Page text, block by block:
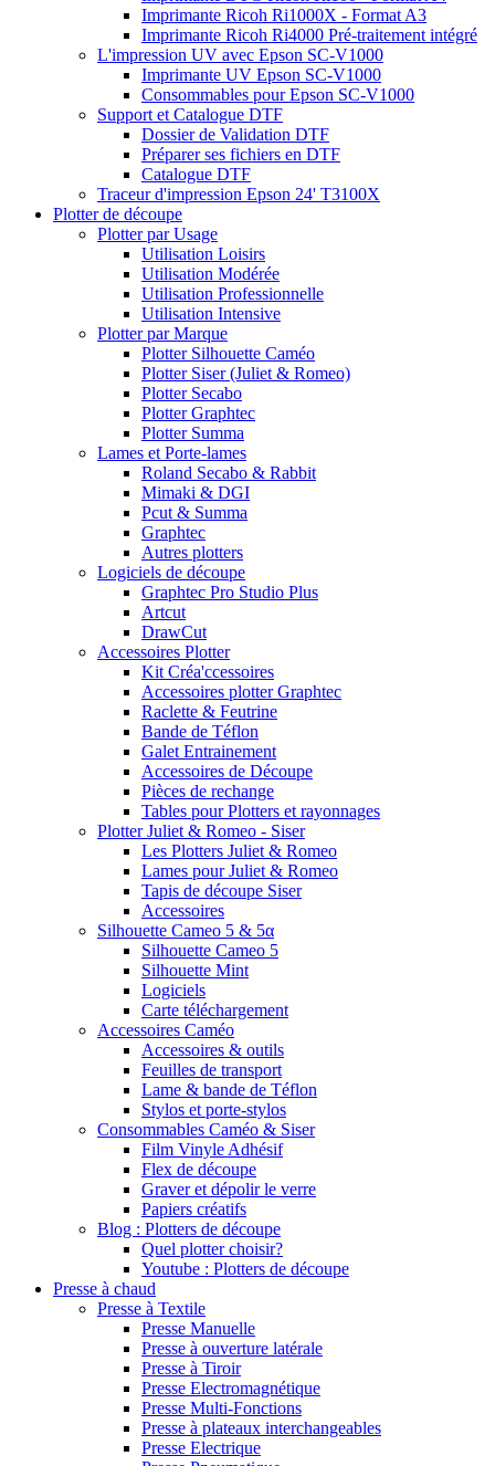
Imprimante Ricoh Ri1000X - Format A3
Imprimante Ricoh Ri4000 Pré-traitement intégré
L'impression UV avec Epson SC-V1000
Imprimante UV Epson SC-V1000
Consommables pour Epson SC-V1000
Support et Catalogue DTF
Dossier de Validation DTF
Préparer ses fichiers en DTF
Catalogue DTF
Traceur d'impression Epson 24' T3100X
Plotter de découpe
Plotter par Usage
Utilisation Loisirs
Utilisation Modérée
Utilisation Professionnelle
Utilisation Intensive
Plotter par Marque
Plotter Silhouette Caméo
Plotter Siser (Juliet & Romeo)
Plotter Secabo
Plotter Graphtec
Plotter Summa
Lames et Porte-lames
Roland Secabo & Rabbit
Mimaki & DGI
Pcut & Summa
Graphtec
Autres plotters
Logiciels de découpe
Graphtec Pro Studio Plus
Artcut
DrawCut
Accessoires Plotter
Kit Créa'ccessoires
Accessoires plotter Graphtec
Raclette & Feutrine
Bande de Téflon
Galet Entrainement
Accessoires de Découpe
Pièces de rechange
Tables pour Plotters et rayonnages
Plotter Juliet & Romeo - Siser
Les Plotters Juliet & Romeo
Lames pour Juliet & Romeo
Tapis de découpe Siser
Accessoires
Silhouette Cameo 5 & 5α
Silhouette Cameo 5
Silhouette Mint
Logiciels
Carte téléchargement
Accessoires Caméo
Accessoires & outils
Feuilles de transport
Lame & bande de Téflon
Stylos et porte-stylos
Consommables Caméo & Siser
Film Vinyle Adhésif
Flex de découpe
Graver et dépolir le verre
Papiers créatifs
Blog : Plotters de découpe
Quel plotter choisir?
Youtube : Plotters de découpe
Presse à chaud
Presse à Textile
Presse Manuelle
Presse à ouverture latérale
Presse à Tiroir
Presse Electromagnétique
Presse Multi-Fonctions
Presse à plateaux interchangeables
Presse Electrique